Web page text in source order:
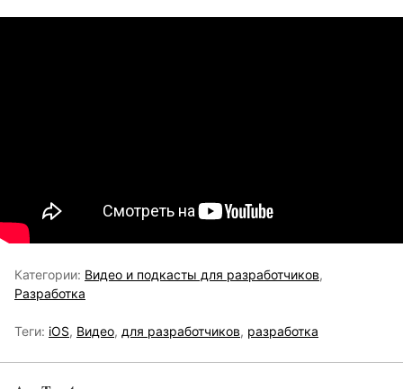
Категории: Видео и подкасты для разработчиков,
Разработка
Теги: iOS, Видео, для разработчиков, разработка